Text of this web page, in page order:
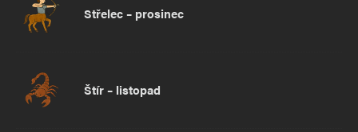
Střelec – prosinec
Štír – listopad